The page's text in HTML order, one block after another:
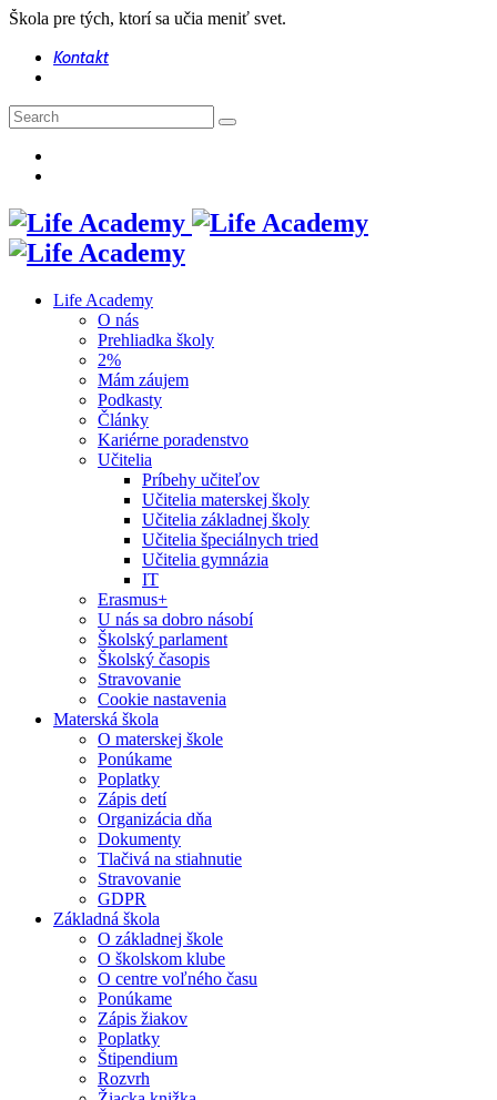
Škola pre tých, ktorí sa učia meniť svet.
Kontakt
Life Academy
O nás
Prehliadka školy
2%
Mám záujem
Podkasty
Články
Kariérne poradenstvo
Učitelia
Príbehy učiteľov
Učitelia materskej školy
Učitelia základnej školy
Učitelia špeciálnych tried
Učitelia gymnázia
IT
Erasmus+
U nás sa dobro násobí
Školský parlament
Školský časopis
Stravovanie
Cookie nastavenia
Materská škola
O materskej škole
Ponúkame
Poplatky
Zápis detí
Organizácia dňa
Dokumenty
Tlačivá na stiahnutie
Stravovanie
GDPR
Základná škola
O základnej škole
O školskom klube
O centre voľného času
Ponúkame
Zápis žiakov
Poplatky
Štipendium
Rozvrh